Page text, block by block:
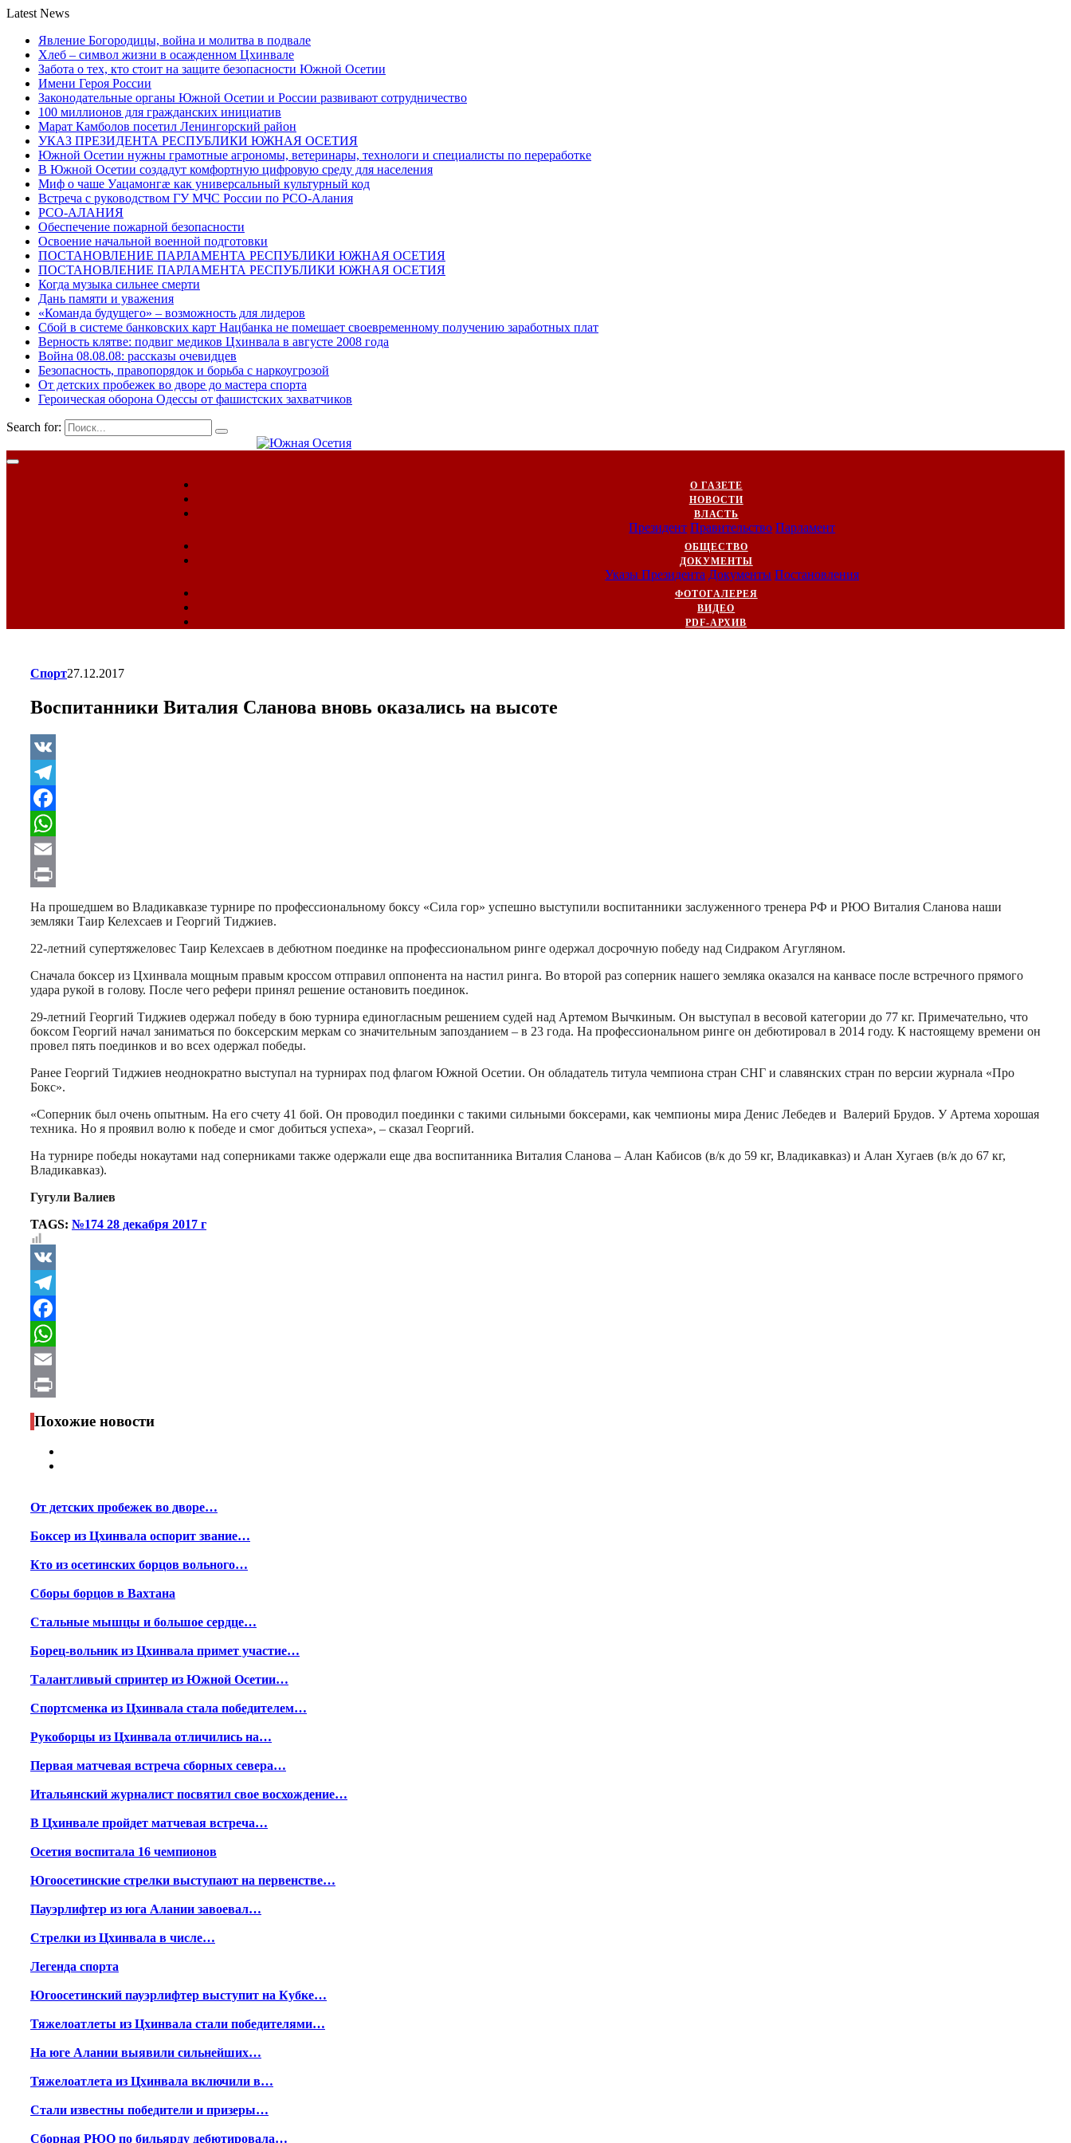
Latest News
Явление Богородицы, война и молитва в подвале
Хлеб – символ жизни в осажденном Цхинвале
Забота о тех, кто стоит на защите безопасности Южной Осетии
Имени Героя России
Законодательные органы Южной Осетии и России развивают сотрудничество
100 миллионов для гражданских инициатив
Марат Камболов посетил Ленингорский район
УКАЗ ПРЕЗИДЕНТА РЕСПУБЛИКИ ЮЖНАЯ ОСЕТИЯ
Южной Осетии нужны грамотные агрономы, ветеринары, технологи и специалисты по переработке
В Южной Осетии создадут комфортную цифровую среду для населения
Миф о чаше Уацамонгæ как универсальный культурный код
Встреча с руководством ГУ МЧС России по РСО-Алания
РСО-АЛАНИЯ
Обеспечение пожарной безопасности
Освоение начальной военной подготовки
ПОСТАНОВЛЕНИЕ ПАРЛАМЕНТА РЕСПУБЛИКИ ЮЖНАЯ ОСЕТИЯ
ПОСТАНОВЛЕНИЕ ПАРЛАМЕНТА РЕСПУБЛИКИ ЮЖНАЯ ОСЕТИЯ
Когда музыка сильнее смерти
Дань памяти и уважения
«Команда будущего» – возможность для лидеров
Сбой в системе банковских карт Нацбанка не помешает своевременному получению заработных плат
Верность клятве: подвиг медиков Цхинвала в августе 2008 года
Война 08.08.08: рассказы очевидцев
Безопасность, правопорядок и борьба с наркоугрозой
От детских пробежек во дворе до мастера спорта
Героическая оборона Одессы от фашистских захватчиков
Search for:
О ГАЗЕТЕ
НОВОСТИ
ВЛАСТЬ
Президент Правительство Парламент
ОБЩЕСТВО
ДОКУМЕНТЫ
Указы Президента Документы Постановления
ФОТОГАЛЕРЕЯ
ВИДЕО
PDF-АРХИВ
Спорт27.12.2017
Воспитанники Виталия Сланова вновь оказались на высоте
VK
Telegram
Facebook
WhatsApp
Email
Print
На прошедшем во Владикавказе турнире по профессиональному боксу «Сила гор» успешно выступили воспитанники заслуженного тренера РФ и РЮО Виталия Сланова наши
земляки Таир Келехсаев и Георгий Тиджиев.
22-летний супертяжеловес Таир Келехсаев в дебютном поединке на профессиональном ринге одержал досрочную победу над Сидраком Агугляном.
Сначала боксер из Цхинвала мощным правым кроссом отправил оппонента на настил ринга. Во второй раз соперник нашего земляка оказался на канвасе после встречного прямого
удара рукой в голову. После чего рефери принял решение остановить поединок.
29-летний Георгий Тиджиев одержал победу в бою турнира единогласным решением судей над Артемом Вычкиным. Он выступал в весовой категории до 77 кг. Примечательно, что
боксом Георгий начал заниматься по боксерским меркам со значительным запозданием – в 23 года. На профессиональном ринге он дебютировал в 2014 году. К настоящему времени он
провел пять поединков и во всех одержал победы.
Ранее Георгий Тиджиев неоднократно выступал на турнирах под флагом Южной Осетии. Он обладатель титула чемпиона стран СНГ и славянских стран по версии журнала «Про
Бокс».
«Соперник был очень опытным. На его счету 41 бой. Он проводил поединки с такими сильными боксерами, как чемпионы мира Денис Лебедев и Валерий Брудов. У Артема хорошая
техника. Но я проявил волю к победе и смог добиться успеха», – сказал Георгий.
На турнире победы нокаутами над соперниками также одержали еще два воспитанника Виталия Сланова – Алан Кабисов (в/к до 59 кг, Владикавказ) и Алан Хугаев (в/к до 67 кг,
Владикавказ).
Гугули Валиев
TAGS: №174 28 декабря 2017 г
VK
Telegram
Facebook
WhatsApp
Email
Print
Похожие новости
От детских пробежек во дворе…
Боксер из Цхинвала оспорит звание…
Кто из осетинских борцов вольного…
Сборы борцов в Вахтана
Стальные мышцы и большое сердце…
Борец-вольник из Цхинвала примет участие…
Талантливый спринтер из Южной Осетии…
Спортсменка из Цхинвала стала победителем…
Рукоборцы из Цхинвала отличились на…
Первая матчевая встреча сборных севера…
Итальянский журналист посвятил свое восхождение…
В Цхинвале пройдет матчевая встреча…
Осетия воспитала 16 чемпионов
Югоосетинские стрелки выступают на первенстве…
Пауэрлифтер из юга Алании завоевал…
Стрелки из Цхинвала в числе…
Легенда спорта
Югоосетинский пауэрлифтер выступит на Кубке…
Тяжелоатлеты из Цхинвала стали победителями…
На юге Алании выявили сильнейших…
Тяжелоатлета из Цхинвала включили в…
Стали известны победители и призеры…
Сборная РЮО по бильярду дебютировала…